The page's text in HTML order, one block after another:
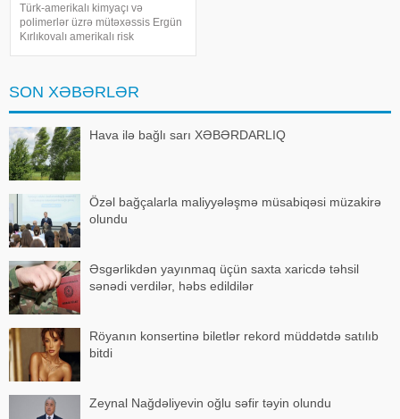
Türk-amerikalı kimyaçı və
polimerlər üzrə mütəxəssis Ergün
Kırlıkovalı amerikalı risk
Vardanyanı dəstəkləməsini və
Vardanyan həbsdə olduğu
SON XƏBƏRLƏR
Hava ilə bağlı sarı XƏBƏRDARLIQ
Özəl bağçalarla maliyyələşmə müsabiqəsi müzakirə
olundu
Əsgərlikdən yayınmaq üçün saxta xaricdə təhsil
sənədi verdilər, həbs edildilər
Röyanın konsertinə biletlər rekord müddətdə satılıb
bitdi
Zeynal Nağdəliyevin oğlu səfir təyin olundu